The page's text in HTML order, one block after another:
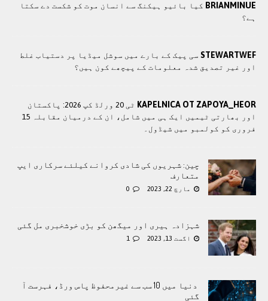
BRIANMINUE کیا بائیو ہیکنگ سے انسان موت کو شکست دے سکتا
ہے؟
STEWARTWEF سی پیک کے بارے میں سوشل میڈیا پر دستیاب غلط
اور غیر تصدیق شدہ معلومات کے پیچھے کون ہیں؟
KAPELNICA OT ZAPOYA_HEOR
ٹی 20 ورلڈ کپ 2026: پاکستان
اور بھارتی ٹیمیں ایک ہی میں شامل، ان کے درمیان مقابلہ 15
فروری کو کولمبو میں شیڈول۔
چین: شہریوں کی شادی کروانے کیلئے سرکاری ایپ
متعارف
مارچ 22, 2023 0
شہزادہ ہیری اور میگھن کو بڑی خوشخبری مل گئی
اگست 13, 2023 1
دنیا میں 10 سب سے غیرمحفوظ پاس ورڈ، فہرست آ
گئی